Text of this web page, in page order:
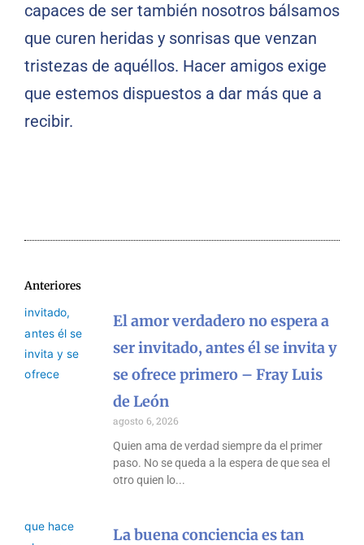
capaces de ser también nosotros bálsamos
que curen heridas y sonrisas que venzan
tristezas de aquéllos. Hacer amigos exige
que estemos dispuestos a dar más que a
recibir.
Anteriores
El amor verdadero no espera a
ser invitado, antes él se invita y
se ofrece primero – Fray Luis
de León
agosto 6, 2026
Quien ama de verdad siempre da el primer
paso. No se queda a la espera de que sea el
otro quien lo
La buena conciencia es tan